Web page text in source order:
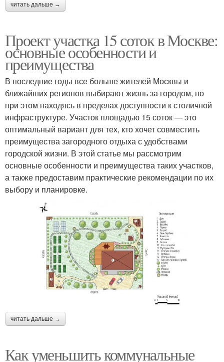
читать дальше →
Проект участка 15 соток в Москве:
основные особенности и
преимущества
В последние годы все больше жителей Москвы и
ближайших регионов выбирают жизнь за городом, но
при этом находясь в пределах доступности к столичной
инфраструктуре. Участок площадью 15 соток — это
оптимальный вариант для тех, кто хочет совместить
преимущества загородного отдыха с удобствами
городской жизни. В этой статье мы рассмотрим
основные особенности и преимущества таких участков,
а также предоставим практические рекомендации по их
выбору и планировке.
читать дальше →
Как уменьшить коммунальные